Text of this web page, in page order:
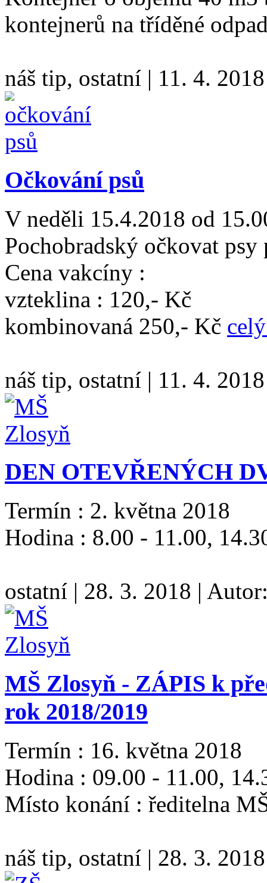
kontejnerů na tříděné
náš tip, ostatní | 11. 4. 2018
Očkování psů
V neděli 15.4.2018 od
Pochobradský očkovat psy
Cena vakcíny :
vzteklina : 120,- Kč
kombinovaná 250,- Kč
náš tip, ostatní | 11. 4. 2018
DEN OTEVŘENÝCH
Termín : 2. května 2018
Hodina : 8.00 - 11.00,
ostatní | 28. 3. 2018 |
MŠ Zlosyň - ZÁPIS k
rok 2018/2019
Termín : 16. května 2018
Hodina : 09.00 - 11.00,
Místo konání : ředitelna
náš tip, ostatní | 28. 3. 2018